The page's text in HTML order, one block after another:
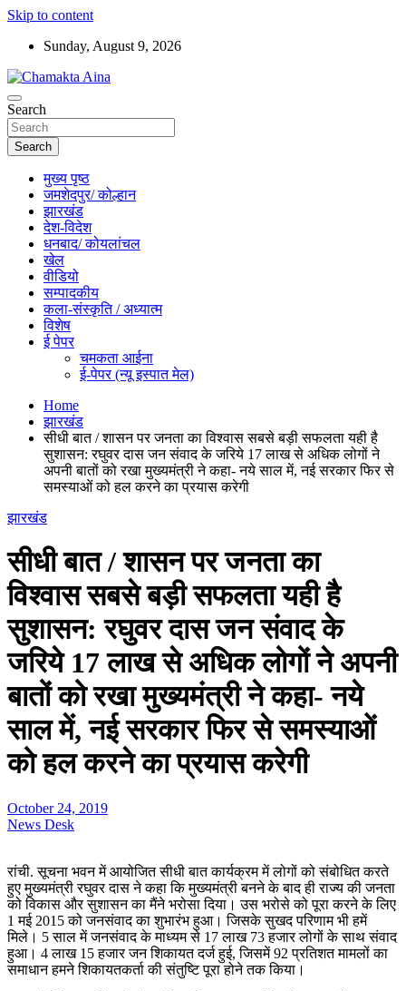
Skip to content
Sunday, August 9, 2026
Chamakta Aina
Hindi News Paper – Jharkhand
Search
Search
मुख्य पृष्ठ
जमशेदपुर/ कोल्हान
झारखंड
देश-विदेश
धनबाद/ कोयलांचल
खेल
वीडियो
सम्पादकीय
कला-संस्कृति / अध्यात्म
विशेष
ई पेपर
चमकता आईना
ई-पेपर (न्यू इस्पात मेल)
Home
झारखंड
सीधी बात / शासन पर जनता का विश्वास सबसे बड़ी सफलता यही है
सुशासन: रघुवर दास जन संवाद के जरिये 17 लाख से अधिक लोगों ने
अपनी बातों को रखा मुख्यमंत्री ने कहा- नये साल में, नई सरकार फिर से
समस्याओं को हल करने का प्रयास करेगी
झारखंड
सीधी बात / शासन पर जनता का
विश्वास सबसे बड़ी सफलता यही है
सुशासन: रघुवर दास जन संवाद के
जरिये 17 लाख से अधिक लोगों ने अपनी
बातों को रखा मुख्यमंत्री ने कहा- नये
साल में, नई सरकार फिर से समस्याओं
को हल करने का प्रयास करेगी
October 24, 2019
News Desk
रांची. सूचना भवन में आयोजित सीधी बात कार्यक्रम में लोगों को संबोधित करते
हुए मुख्यमंत्री रघुवर दास ने कहा कि मुख्यमंत्री बनने के बाद ही राज्य की जनता
को विकास और सुशासन का मैंने भरोसा दिया। उस भरोसे को पूरा करने के लिए
1 मई 2015 को जनसंवाद का शुभारंभ हुआ। जिसके सुखद परिणाम भी हमें
मिले। 5 साल में जनसंवाद के माध्यम से 17 लाख 73 हजार लोगों के साथ संवाद
हुआ। 4 लाख 15 हजार जन शिकायत दर्ज हुई, जिसमें 92 प्रतिशत मामलों का
समाधान हमने शिकायतकर्ता की संतुष्टि पूरा होने तक किया।